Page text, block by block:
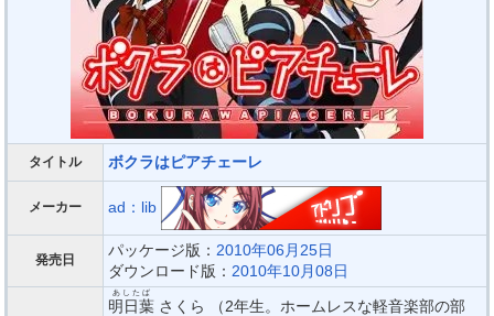
タイトル ボクラはピアチェーレ
メーカー ad：lib
発売日
パッケージ版： 2010年06月25日
ダウンロード版： 2010年10月08日
明日葉
あしたば
さくら （2年生。ホームレスな軽音楽部の部